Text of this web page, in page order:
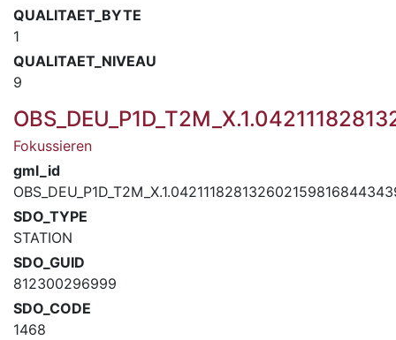
QUALITAET_BYTE
1
QUALITAET_NIVEAU
9
Fokussieren
gml_id
SDO_TYPE
STATION
SDO_GUID
812300296999
SDO_CODE
1468